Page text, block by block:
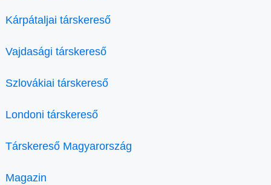
Kárpátaljai társkereső
Vajdasági társkereső
Szlovákiai társkereső
Londoni társkereső
Társkereső Magyarország
Magazin